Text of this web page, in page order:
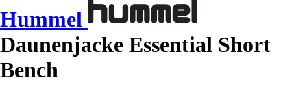
Hummel
Daunenjacke Essential Short
Bench